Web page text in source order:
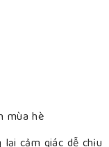
mùa hè